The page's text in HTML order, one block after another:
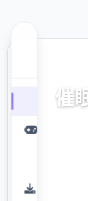
催